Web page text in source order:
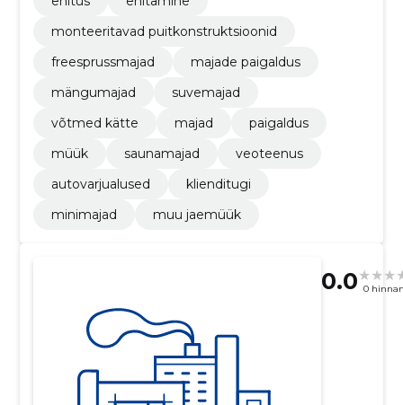
monteeritavad puitkonstruktsioonid
freesprussmajad
majade paigaldus
mängumajad
suvemajad
võtmed kätte
majad
paigaldus
müük
saunamajad
veoteenus
autovarjualused
klienditugi
minimajad
muu jaemüük
0.0 0